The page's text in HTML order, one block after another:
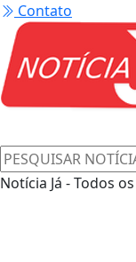
Contato
Notícia Já - Todos